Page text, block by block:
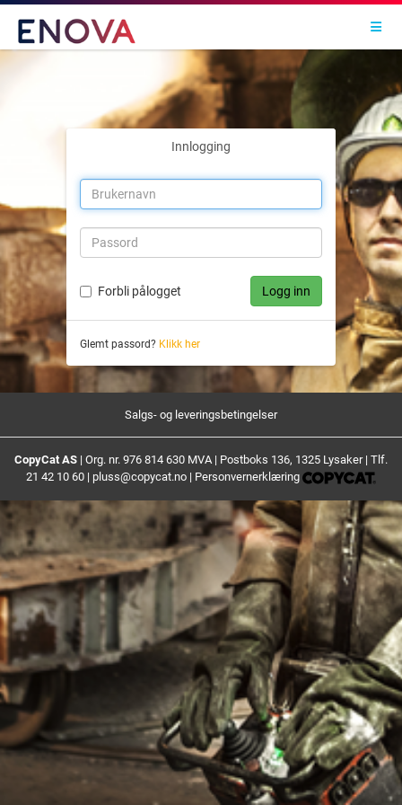
Innlogging
Forbli pålogget Logg inn
Glemt passord? Klikk her
Salgs- og leveringsbetingelser
CopyCat AS | Org. nr. 976 814 630 MVA | Postboks 136, 1325 Lysaker | Tlf.
21 42 10 60 | pluss@copycat.no | Personvernerklæring